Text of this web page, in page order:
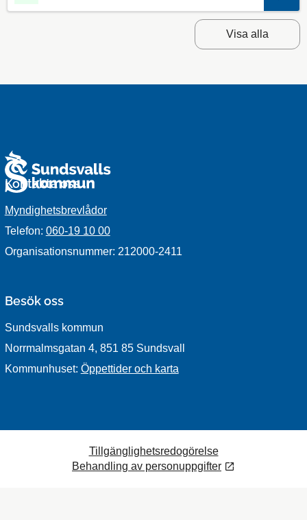
Visa alla
Kontakta oss
Myndighetsbrevlådor
Telefon: 060-19 10 00
Organisationsnummer: 212000-2411
Besök oss
Sundsvalls kommun
Norrmalmsgatan 4, 851 85 Sundsvall
Kommunhuset: Öppettider och karta
Tillgänglighetsredogörelse
Behandling av personuppgifter